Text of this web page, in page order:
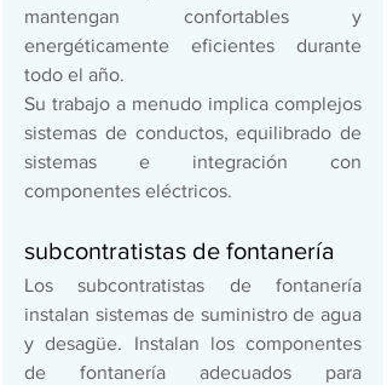
mantengan confortables y
energéticamente eficientes durante
todo el año.
Su trabajo a menudo implica complejos
sistemas de conductos, equilibrado de
sistemas e integración con
componentes eléctricos.
subcontratistas de fontanería
Los subcontratistas de fontanería
instalan sistemas de suministro de agua
y desagüe. Instalan los componentes
de fontanería adecuados para